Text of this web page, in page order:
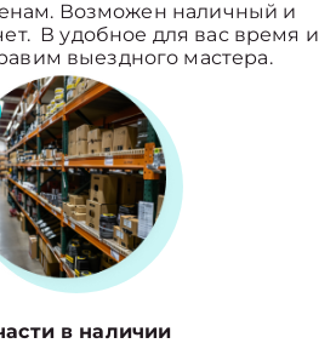
Возможен наличный и
В удобное для вас время и
выездного мастера.
в наличии